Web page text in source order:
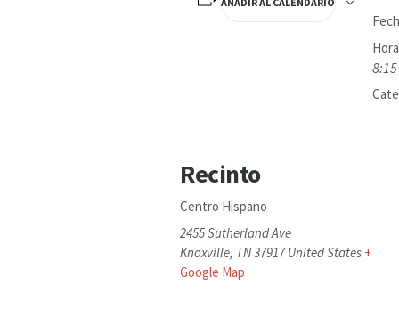
Recinto
Centro Hispano
2455 Sutherland Ave
Knoxville, TN37917 United States +
Google Map